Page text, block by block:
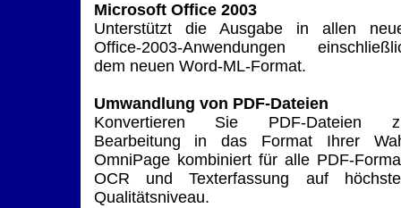
Microsoft Office 2003
Unterstützt die Ausgabe in allen
Office-2003-Anwendungen
dem neuen Word-ML-Format.
Umwandlung von PDF-Dateien
Konvertieren Sie PDF-Dateien
Bearbeitung in das Format Ihrer
OmniPage kombiniert für alle PDF-
OCR und Texterfassung auf
Qualitätsniveau.